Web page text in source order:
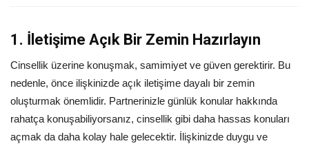
1. İletişime Açık Bir Zemin Hazırlayın
Cinsellik üzerine konuşmak, samimiyet ve güven gerektirir. Bu
nedenle, önce ilişkinizde açık iletişime dayalı bir zemin
oluşturmak önemlidir. Partnerinizle günlük konular hakkında
rahatça konuşabiliyorsanız, cinsellik gibi daha hassas konuları
açmak da daha kolay hale gelecektir. İlişkinizde duygu ve